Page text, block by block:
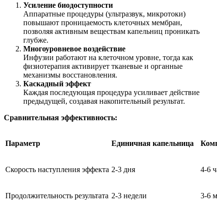
Усиление биодоступности
Аппаратные процедуры (ультразвук, микротоки)
повышают проницаемость клеточных мембран,
позволяя активным веществам капельниц проникать
глубже.
Многоуровневое воздействие
Инфузии работают на клеточном уровне, тогда как
физиотерапия активирует тканевые и органные
механизмы восстановления.
Каскадный эффект
Каждая последующая процедура усиливает действие
предыдущей, создавая накопительный результат.
Сравнительная эффективность:
Параметр Единичная капельница
Скорость наступления эффекта 2-3 дня 4-6
Продолжительность результата 2-3 недели 3-6